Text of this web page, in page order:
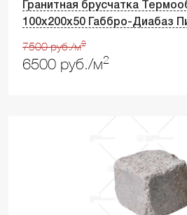
Гранитная брусчатка
100х200х50 Габбро-Диабаз
7500 руб./м2
6500 руб./м2